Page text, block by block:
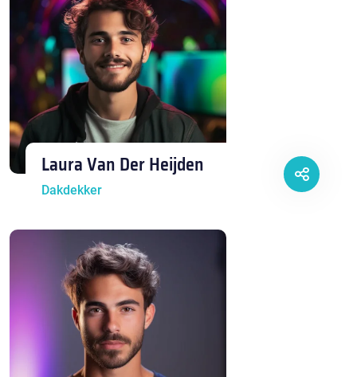
Laura Van Der Heijden
Dakdekker